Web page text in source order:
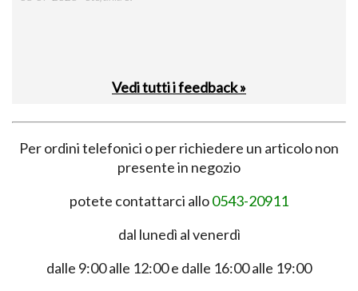
Vedi tutti i feedback »
Per ordini telefonici o per richiedere un articolo non
presente in negozio
potete contattarci allo0543-20911
dal lunedì al venerdì
dalle 9:00 alle 12:00 e dalle 16:00 alle 19:00